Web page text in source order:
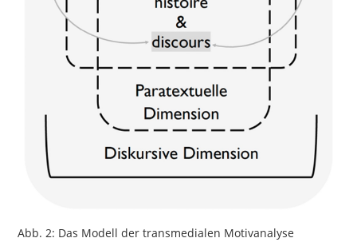
Abb. 2: Das Modell der transmedialen Motivanalyse